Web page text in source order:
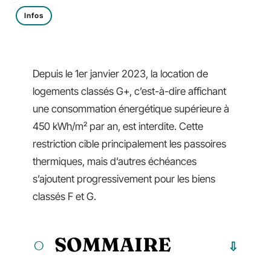
Infos
Depuis le 1er janvier 2023, la location de
logements classés G+, c’est-à-dire affichant
une consommation énergétique supérieure à
450 kWh/m² par an, est interdite. Cette
restriction cible principalement les passoires
thermiques, mais d’autres échéances
s’ajoutent progressivement pour les biens
classés F et G.
SOMMAIRE